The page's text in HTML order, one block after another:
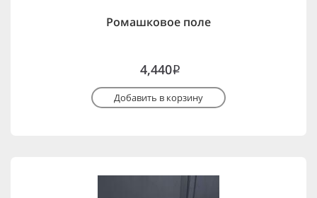
Ромашковое поле
4,440i
Добавить в корзину